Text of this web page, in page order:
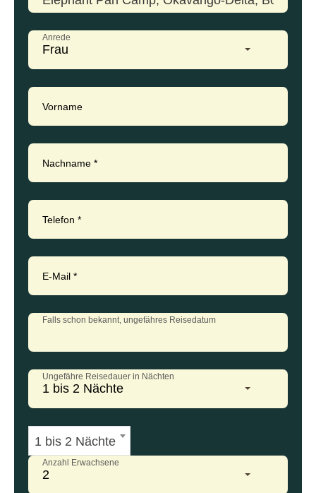
Anrede
Frau
Vorname
Nachname *
Telefon *
E-Mail *
Falls schon bekannt, ungefähres Reisedatum
Ungefähre Reisedauer in Nächten
1 bis 2 Nächte
1 bis 2 Nächte
Anzahl Erwachsene
2